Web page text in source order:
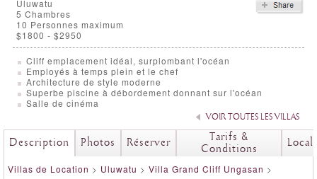
Uluwatu
5 Chambres
10 Personnes maximum
$1800 - $2950
Cliff emplacement idéal, surplombant l'océan
Employés à temps plein et le chef
Architecture de style moderne
Superbe piscine à débordement donnant sur l'océan
Salle de cinéma
VOIR TOUTES LES VILLAS
Description Photos Réserver
Tarifs &
Conditions
Villas de Location > Uluwatu > Villa Grand Cliff Ungasan >